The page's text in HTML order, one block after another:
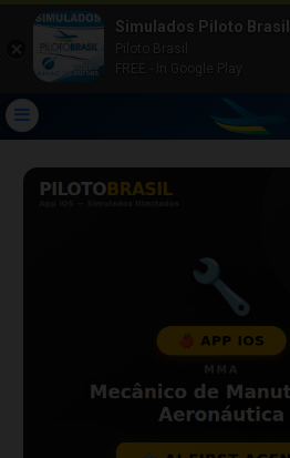
Simulados Piloto Brasil
Piloto Brasil
FREE - In Google Play